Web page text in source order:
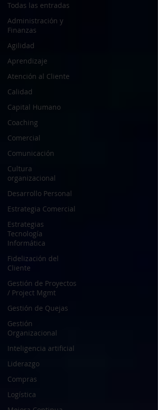
Todas las entradas
Administración y
Finanzas
Agilidad
Aprendizaje
Atención al Cliente
Calidad
Capital Humano
Coaching
Comercial
Comunicación
Cultura
organizacional
Desarrollo Personal
Estrategia Comercial
Estrategias
Tecnología
Informática
Fidelización del
Cliente
Gestión de Proyectos
/ Project Mgmt
Gestión de Quejas
Gestión
Organizacional
Inteligencia artificial
Liderazgo
Compras
Logística